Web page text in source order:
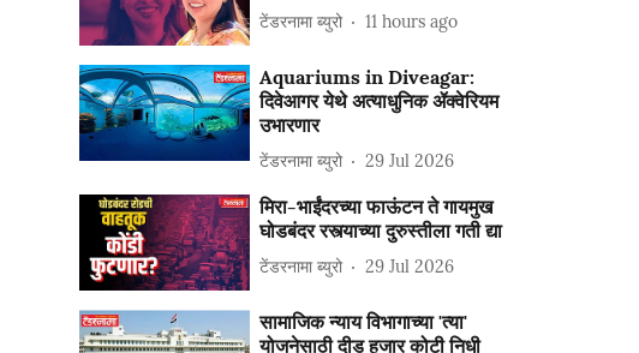
टेंडरनामा ब्युरो 11 hours ago
Aquariums in Diveagar:
दिवेआगर येथे अत्याधुनिक ॲक्वेरियम
उभारणार
टेंडरनामा ब्युरो 29 Jul 2026
मिरा-भाईंदरच्या फाऊंटन ते गायमुख
घोडबंदर रस्त्याच्या दुरुस्तीला गती द्या
टेंडरनामा ब्युरो 29 Jul 2026
सामाजिक न्याय विभागाच्या 'त्या'
योजनेसाठी दीड हजार कोटी निधी